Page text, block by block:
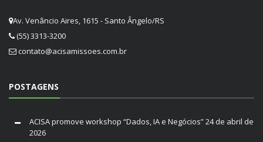
Av. Venâncio Aires, 1615 - Santo Ângelo/RS
(55) 3313-3200
contato@acisamissoes.com.br
POSTAGENS
ACISA promove workshop “Dados, IA e Negócios”24 de abril de
2026